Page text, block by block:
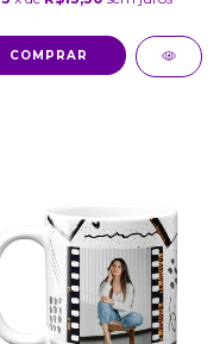
COMPRAR